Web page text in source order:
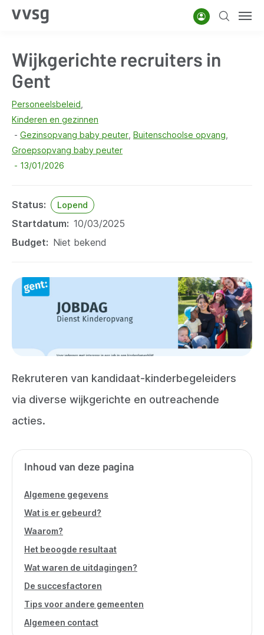
Overslaan
inhoud
gaan
AccountZoeken
Wijkgerichte recruiters in
Gent
Personeelsbeleid
Kinderen en gezinnen
Gezinsopvang baby peuter Buitenschoolse opvang
Groepsopvang baby peuter
13/01/2026
Status Lopend
Startdatum
10/03/2025
Budget
Niet bekend
Rekruteren van kandidaat-kinderbegeleiders
via diverse wijkgerichte en outreachende
acties.
Inhoud van deze pagina
Algemene gegevens
Wat is er gebeurd?
Waarom?
Het beoogde resultaat
Wat waren de uitdagingen?
De succesfactoren
Tips voor andere gemeenten
Algemeen contact